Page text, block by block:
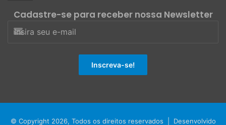
Cadastre-se para receber nossa Newsletter
© Copyright 2026, Todos os direitos reservados | Desenvolvido